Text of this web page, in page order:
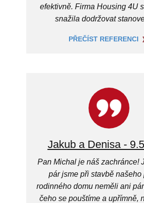
efektivně. Firma Housing 4U
snažila dodržovat
PŘEČÍST REFERENCI
Jakub a Denisa -
Pan Michal je náš zachránce!
pár jsme při stavbě našeho
rodinného domu neměli ani
čeho se pouštíme a upřímně,